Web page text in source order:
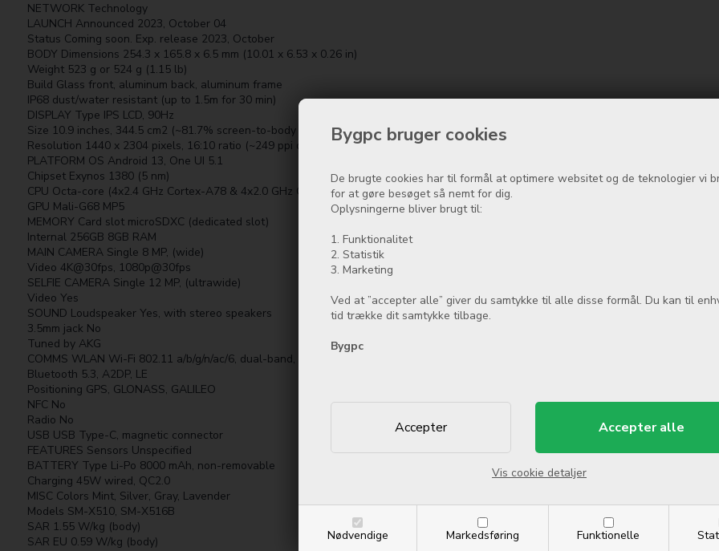
Bygpc bruger cookies
De brugte cookies har til formål at optimere websitet og de teknologier vi
for at gøre besøget så nemt for dig.
Oplysningerne bliver brugt til:
1. Funktionalitet
2. Statistik
3. Marketing
Ved at ”accepter alle” giver du samtykke til alle disse formål. Du kan til
tid trække dit samtykke tilbage.
Bygpc
Nødvendige Markedsføring Funktionelle
Vis cookie detaljer
NETWORK Technology
LAUNCH Announced 2023, October 04
Status Coming soon. Exp. release 2023, October
BODY Dimensions 254.3 x 165.8 x 6.5 mm (10.01 x 6.53 x 0.26 in)
Weight 523 g or 524 g (1.15 lb)
Build Glass front, aluminum back, aluminum frame
IP68 dust/water resistant (up to 1.5m for 30 min)
DISPLAY Type IPS LCD, 90Hz
Size 10.9 inches, 344.5 cm2 (~81.7% screen-to-body ratio)
Resolution 1440 x 2304 pixels, 16:10 ratio (~249 ppi density)
PLATFORM OS Android 13, One UI 5.1
Chipset Exynos 1380 (5 nm)
CPU Octa-core (4x2.4 GHz Cortex-A78 & 4x2.0 GHz Cortex-A55)
GPU Mali-G68 MP5
MEMORY Card slot microSDXC (dedicated slot)
Internal 256GB 8GB RAM
MAIN CAMERA Single 8 MP, (wide)
Video 4K@30fps, 1080p@30fps
SELFIE CAMERA Single 12 MP, (ultrawide)
Video Yes
SOUND Loudspeaker Yes, with stereo speakers
3.5mm jack No
Tuned by AKG
COMMS WLAN Wi-Fi 802.11 a/b/g/n/ac/6, dual-band, Wi-Fi Direct
Bluetooth 5.3, A2DP, LE
Positioning GPS, GLONASS, GALILEO
NFC No
Radio No
USB USB Type-C, magnetic connector
FEATURES Sensors Unspecified
BATTERY Type Li-Po 8000 mAh, non-removable
Charging 45W wired, QC2.0
MISC Colors Mint, Silver, Gray, Lavender
Models SM-X510, SM-X516B
SAR 1.55 W/kg (body)
SAR EU 0.59 W/kg (body)